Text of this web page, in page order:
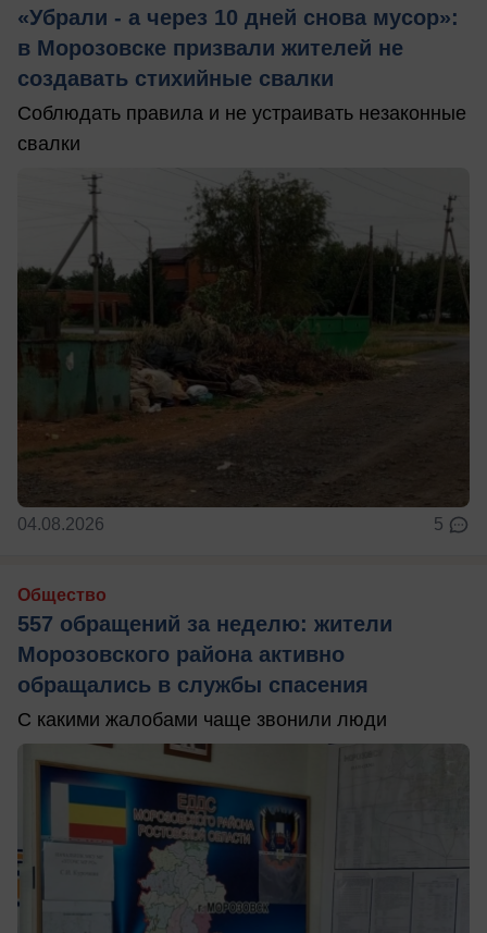
«Убрали - а через 10 дней снова мусор»:
в Морозовске призвали жителей не
создавать стихийные свалки
Соблюдать правила и не устраивать незаконные
свалки
04.08.2026 5
Общество
557 обращений за неделю: жители
Морозовского района активно
обращались в службы спасения
С какими жалобами чаще звонили люди